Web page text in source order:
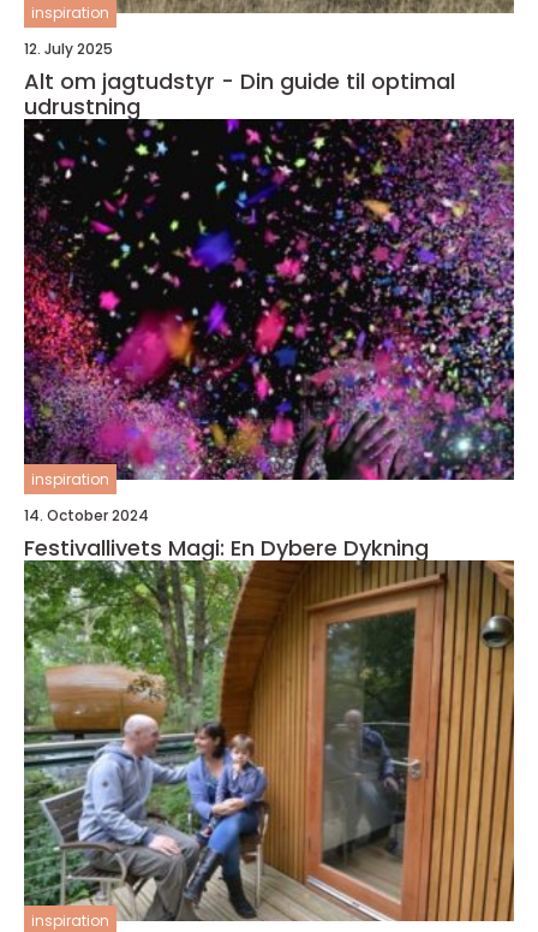
inspiration
12. July 2025
Alt om jagtudstyr - Din guide til optimal
udrustning
inspiration
14. October 2024
Festivallivets Magi: En Dybere Dykning
inspiration